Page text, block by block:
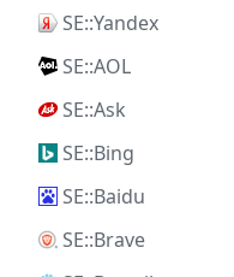
SE::Yandex
SE::AOL
SE::Ask
SE::Bing
SE::Baidu
SE::Brave